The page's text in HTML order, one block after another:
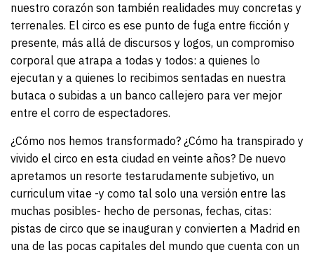
nuestro corazón son también realidades muy concretas y
terrenales. El circo es ese punto de fuga entre ficción y
presente, más allá de discursos y logos, un compromiso
corporal que atrapa a todas y todos: a quienes lo
ejecutan y a quienes lo recibimos sentadas en nuestra
butaca o subidas a un banco callejero para ver mejor
entre el corro de espectadores.
¿Cómo nos hemos transformado? ¿Cómo ha transpirado y
vivido el circo en esta ciudad en veinte años? De nuevo
apretamos un resorte testarudamente subjetivo, un
curriculum vitae -y como tal solo una versión entre las
muchas posibles- hecho de personas, fechas, citas:
pistas de circo que se inauguran y convierten a Madrid en
una de las pocas capitales del mundo que cuenta con un